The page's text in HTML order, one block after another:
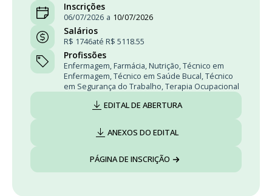
Inscrições
06/07/2026 a 10/07/2026
Salários
R$ 1746até R$ 5118.55
Profissões
Enfermagem, Farmácia, Nutrição,Técnico em
Enfermagem,Técnico em Saúde Bucal,Técnico
em Segurança do Trabalho,Terapia Ocupacional
EDITAL DE ABERTURA
ANEXOS DO EDITAL
PÁGINA DE INSCRIÇÃO